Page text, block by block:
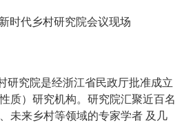
时代乡村研究院会议现场
研究院是经浙江省民政厅批准成立
质）研究机构。研究院汇聚近百名
未来乡村等领域的专家学者 及几